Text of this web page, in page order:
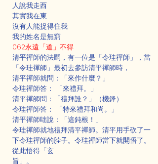
人說我走西
其實我在東
沒有人能捉得住我
我的姓名是無窮
062永遠「道」不得
清平禪師的法嗣，有一位是「令珪禪師」，當
「令珪禪師」最初去參訪清平禪師時，
清平禪師就問：「來作什麼？」
令珪禪師答： 「來禮拜。」
清平禪師問：「禮拜誰？」（機鋒）
令珪禪師答： 「特來禮拜和尚。」
清平禪師咄說：「這鈍根！」
令珪禪師就地禮拜清平禪師。清平用手砍了一
下令珪禪師的脖子。令珪禪師當下就開悟了。
從此悟得「玄
旨」。